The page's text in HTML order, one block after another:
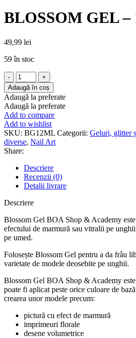
BLOSSOM GEL –
49,99 lei
59 în stoc
Cantitate
BLOSSOM
GEL
-
12
ML
Adaugă în coș
Adaugă la preferate
Adaugă la preferate
Add to compare
Add to wishlist
SKU: BG12ML Categorii: Geluri, glitter
diverse, Nail Art
Share:
Descriere
Recenzii (0)
Detalii livrare
Descriere
Blossom Gel BOA Shop & Academy
efectului de marmură sau vitralii pe
pe umed.
Folosește Blossom Gel pentru a da frâu
varietate de modele deosebite pe unghii.
Blossom Gel BOA Shop & Academy
poate fi aplicat peste orice culoare de
crearea unor modele precum:
pictură cu efect de marmură
imprimeuri florale
desene volumetrice